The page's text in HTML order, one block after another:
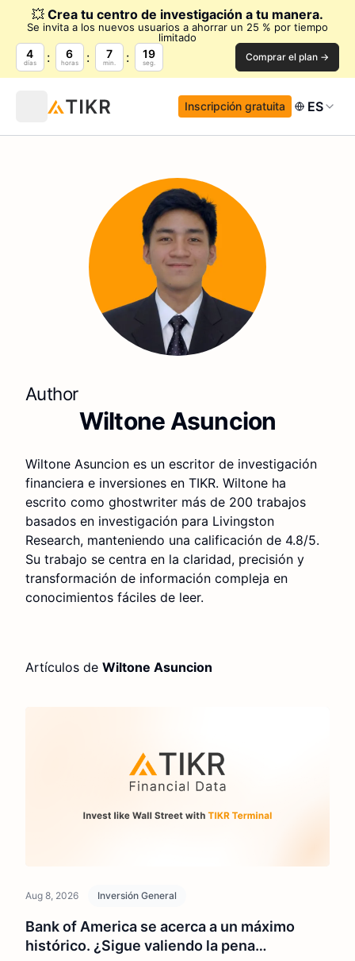
💥 Crea tu centro de investigación a tu manera.
Se invita a los nuevos usuarios a ahorrar un 25 % por tiempo
limitado
4
días
6
horas
7
min.
17
seg. Comprar el plan →
Inscripción gratuita ES
Author
Wiltone Asuncion
Wiltone Asuncion es un escritor de investigación
financiera e inversiones en TIKR. Wiltone ha
escrito como ghostwriter más de 200 trabajos
basados en investigación para Livingston
Research, manteniendo una calificación de 4.8/5.
Su trabajo se centra en la claridad, precisión y
transformación de información compleja en
conocimientos fáciles de leer.
Artículos de Wiltone Asuncion
Aug 8, 2026 Inversión General
Bank of America se acerca a un máximo
histórico. ¿Sigue valiendo la pena